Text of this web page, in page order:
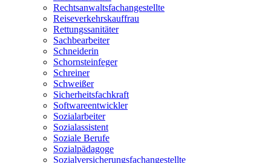
Rechtsanwaltsfachangestellte
Reiseverkehrskauffrau
Rettungssanitäter
Sachbearbeiter
Schneiderin
Schornsteinfeger
Schreiner
Schweißer
Sicherheitsfachkraft
Softwareentwickler
Sozialarbeiter
Sozialassistent
Soziale Berufe
Sozialpädagoge
Sozialversicherungsfachangestellte